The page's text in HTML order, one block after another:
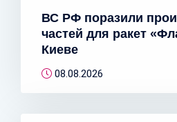
ВС РФ поразили
частей для ракет
Киеве
08.08.2026